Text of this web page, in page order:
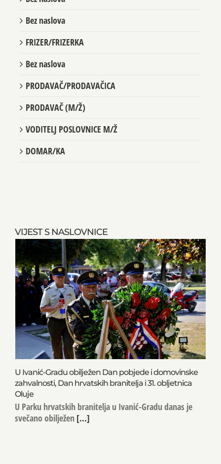
VIJEST S NASLOVNICE
U Ivanić-Gradu obilježen Dan pobjede i domovinske
zahvalnosti, Dan hrvatskih branitelja i 31. obljetnica
Oluje
U Parku hrvatskih branitelja u Ivanić-Gradu danas je
svečano obilježen
[...]
PRODAVAČ (M/Ž)
VODITELJ POSLOVNICE M/Ž